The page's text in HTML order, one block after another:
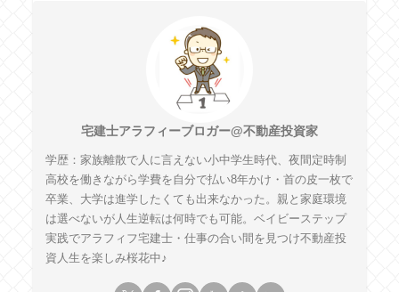
宅建士アラフィーブロガー@不動産投資家
学歴：家族離散で人に言えない小中学生時代、夜間定時制
高校を働きながら学費を自分で払い8年かけ・首の皮一枚で
卒業、大学は進学したくても出来なかった。親と家庭環境
は選べないが人生逆転は何時でも可能。ベイビーステップ
実践でアラフィフ宅建士・仕事の合い間を見つけ不動産投
資人生を楽しみ桜花中♪